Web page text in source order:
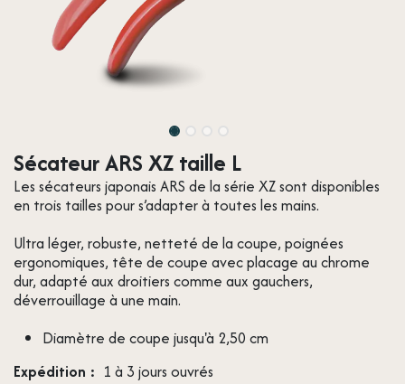
Sécateur ARS XZ taille L
Les sécateurs japonais ARS de la série XZ sont disponibles
en trois tailles pour s’adapter à toutes les mains.
Ultra léger, robuste, netteté de la coupe, poignées
ergonomiques, tête de coupe avec placage au chrome
dur, adapté aux droitiers comme aux gauchers,
déverrouillage à une main.
Diamètre de coupe jusqu'à 2,50 cm
Expédition : 1 à 3 jours ouvrés